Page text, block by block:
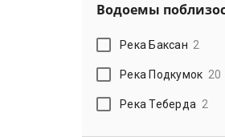
Водоемы
Река Баксан 2
Река Подкумок 20
Река Теберда 2